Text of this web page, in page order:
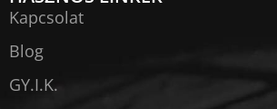
Kapcsolat
Blog
GY.I.K.